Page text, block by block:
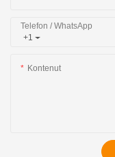
+1
Telefon / WhatsApp
Kontenut